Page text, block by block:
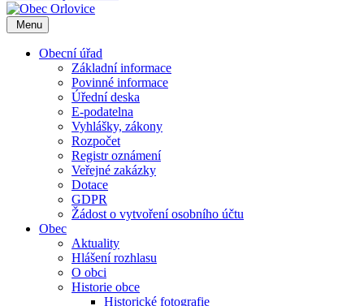
Menu
Obecní úřad
Základní informace
Povinné informace
Úřední deska
E-podatelna
Vyhlášky, zákony
Rozpočet
Registr oznámení
Veřejné zakázky
Dotace
GDPR
Žádost o vytvoření osobního účtu
Obec
Aktuality
Hlášení rozhlasu
O obci
Historie obce
Historické fotografie